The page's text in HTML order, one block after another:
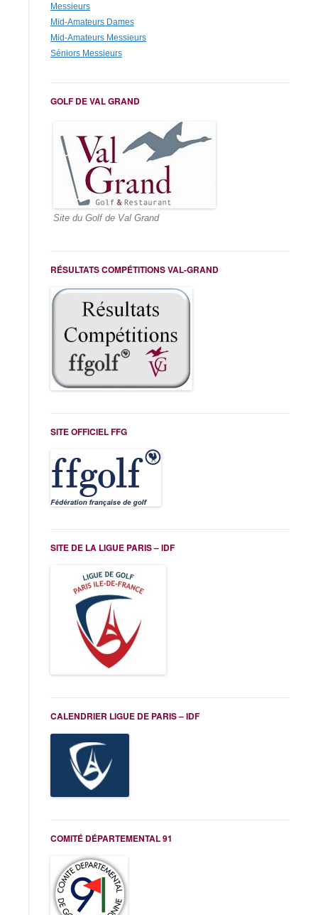
Messieurs
Mid-Amateurs Dames
Mid-Amateurs Messieurs
Séniors Messieurs
GOLF DE VAL GRAND
Site du Golf de Val Grand
RÉSULTATS COMPÉTITIONS VAL-GRAND
SITE OFFICIEL FFG
SITE DE LA LIGUE PARIS – IDF
CALENDRIER LIGUE DE PARIS – IDF
COMITÉ DÉPARTEMENTAL 91